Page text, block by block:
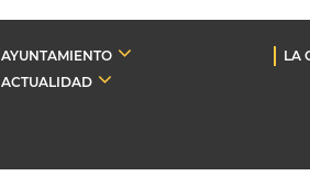
AYUNTAMIENTO LA
ACTUALIDAD